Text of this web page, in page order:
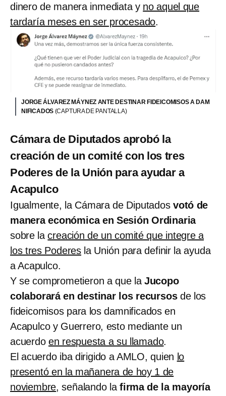
dinero de manera inmediata y no aquel que
tardaría meses en ser procesado.
JORGE ÁLVAREZ MÁYNEZ ANTE DESTINAR FIDEICOMISOS A DAM
NIFICADOS (CAPTURA DE PANTALLA)
Cámara de Diputados aprobó la
creación de un comité con los tres
Poderes de la Unión para ayudar a
Acapulco
Igualmente, la Cámara de Diputados votó de
manera económica en Sesión Ordinaria
sobre lacreación de un comité que integre a
los tres Poderes la Unión para definir la ayuda
a Acapulco.
Y se comprometieron a que la Jucopo
colaborará en destinar los recursos de los
fideicomisos para los damnificados en
Acapulco y Guerrero, esto mediante un
acuerdo en respuesta a su llamado.
El acuerdo iba dirigido a AMLO, quien lo
presentó en la mañanera de hoy 1 de
noviembre, señalando lafirma de la mayoría